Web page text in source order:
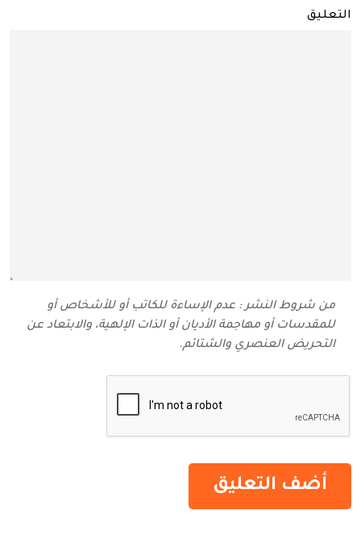
التعليق
من شروط النشر : عدم الإساءة للكاتب أو للأشخاص أو
للمقدسات أو مهاجمة الأديان أو الذات الإلهية، والابتعاد عن
التحريض العنصري والشتائم‬.